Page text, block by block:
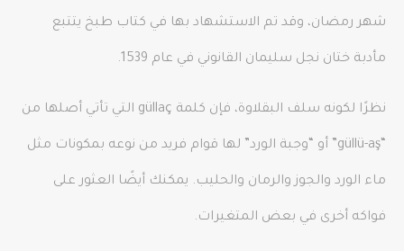
شهر رمضان، وقد تم الاستشهاد بها في كتاب طبخ يتتبع
مأدبة ختان نجل سليمان القانوني في عام 1539.
نظرًا لكونه سلف البقلاوة، فإن كلمة güllaç التي تأتي أصلها من
“güllü-aş” أو “وجبة الورد” لها قوام فريد من نوعه بمكونات مثل
ماء الورد والجوز والرمان والحليب. يمكنك أيضًا العثور على
فواكه أخرى في بعض المتغيرات.